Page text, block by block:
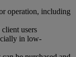
operation, including
users
in low-